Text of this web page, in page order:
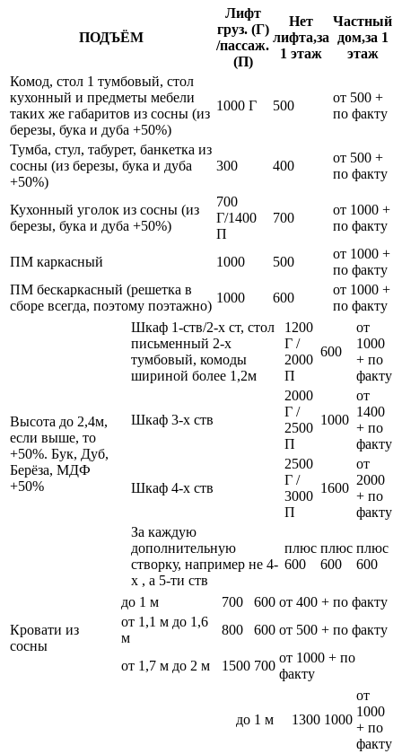
ПОДЪЁМ
Лифт
груз. (Г)
/пассаж.
(П)
Нет
лифта,за
1 этаж
Частный
дом,за 1
этаж
Комод, стол 1 тумбовый, стол
кухонный и предметы мебели
таких же габаритов из сосны (из
березы, бука и дуба +50%)
1000 Г 500
от 500 +
по факту
Тумба, стул, табурет, банкетка из
сосны (из березы, бука и дуба
+50%)
300 400
от 500 +
по факту
Кухонный уголок из сосны (из
березы, бука и дуба +50%)
700
Г/1400
П
700
от 1000 +
по факту
ПМ каркасный 1000 500
от 1000 +
по факту
ПМ бескаркасный (решетка в
сборе всегда, поэтому поэтажно)
1000 600
от 1000 +
по факту
Высота до 2,4м,
если выше, то
+50%. Бук, Дуб,
Берёза, МДФ
+50%
Шкаф 1-ств/2-х ст, стол
письменный 2-х
тумбовый, комоды
шириной более 1,2м
1200
Г /
2000
П
600
от
1000
+ по
факту
Шкаф 3-х ств
2000
Г /
2500
П
1000
от
1400
+ по
факту
Шкаф 4-х ств
2500
Г /
3000
П
1600
от
2000
+ по
факту
За каждую
дополнительную
створку, например не 4-
х , а 5-ти ств
плюс
600
плюс
600
плюс
600
Кровати из
сосны
до 1 м 700 600 от 400 + по факту
от 1,1 м до 1,6
м
800 600 от 500 + по факту
от 1,7 м до 2 м 1500 700
от 1000 + по
факту
до 1 м 1300 1000
от
1000
+ по
факту